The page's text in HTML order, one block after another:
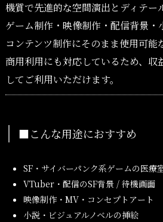
機質で先進的な空間演出とディテー
ゲーム制作・映像制作・配信背景・
コンテンツ制作にそのまま使用可能
商用利用にも対応しているため、収
してご利用いただけます。
■こんな用途におすすめ
SF・サイバーパンク系ゲームの医療
VTuber・配信のSF背景 / 待機画面
映像制作・MV・コンセプトアート
小説・ビジュアルノベルの挿絵